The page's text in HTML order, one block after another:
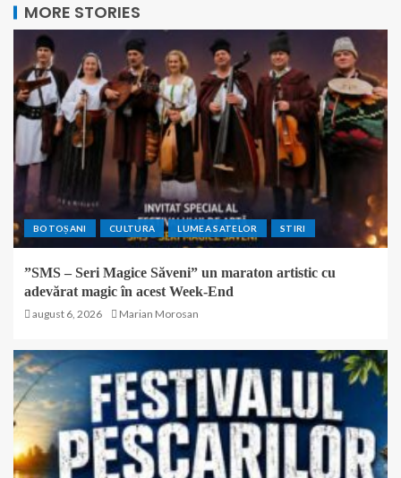
MORE STORIES
BOTOȘANI CULTURA LUMEA SATELOR STIRI
”SMS – Seri Magice Săveni” un maraton artistic cu
adevărat magic în acest Week-End
august 6, 2026 Marian Morosan